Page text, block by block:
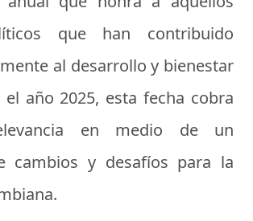
que han contribuido
al desarrollo y bienestar
el año 2025, esta fecha cobra
en medio de un
cambios y desafíos para la